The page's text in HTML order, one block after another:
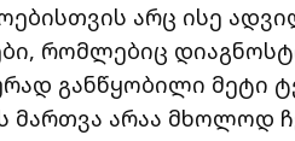
არც ისე
რომლებიც
განწყობილი მეტი
მართვა არაა მხოლოდ